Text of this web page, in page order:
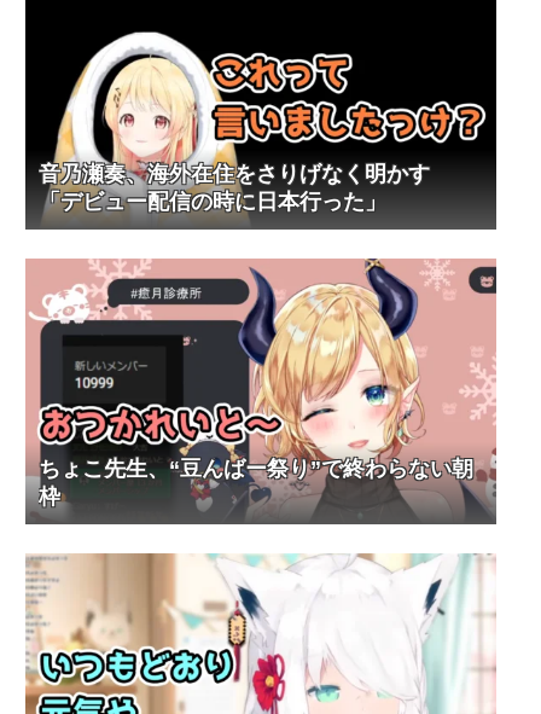
音乃瀬奏、海外在住をさりげなく明かす
「デビュー配信の時に日本行った」
ちょこ先生、“豆んばー祭り”で終わらない朝
枠